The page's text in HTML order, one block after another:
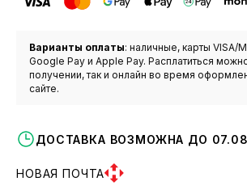
Варианты оплаты: наличные, карты VISA/
Google Pay и Apple Pay. Расплатиться
получении, так и онлайн во время
сайте.
ДОСТАВКА ВОЗМОЖНА ДО
НОВАЯ ПОЧТА